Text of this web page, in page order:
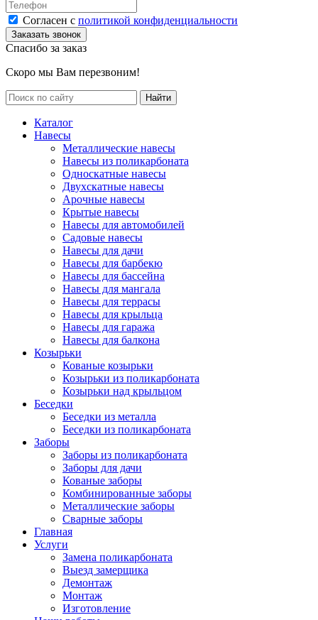
Согласен с политикой конфиденциальности
Спасибо за заказ
Скоро мы Вам перезвоним!
Каталог
Навесы
Металлические навесы
Навесы из поликарбоната
Односкатные навесы
Двухскатные навесы
Арочные навесы
Крытые навесы
Навесы для автомобилей
Садовые навесы
Навесы для дачи
Навесы для барбекю
Навесы для бассейна
Навесы для мангала
Навесы для террасы
Навесы для крыльца
Навесы для гаража
Навесы для балкона
Козырьки
Кованые козырьки
Козырьки из поликарбоната
Козырьки над крыльцом
Беседки
Беседки из металла
Беседки из поликарбоната
Заборы
Заборы из поликарбоната
Заборы для дачи
Кованые заборы
Комбинированные заборы
Металлические заборы
Сварные заборы
Главная
Услуги
Замена поликарбоната
Выезд замерщика
Демонтаж
Монтаж
Изготовление